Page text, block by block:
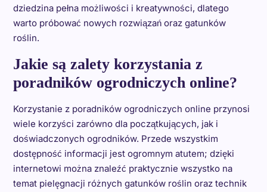
dziedzina pełna możliwości i kreatywności, dlatego
warto próbować nowych rozwiązań oraz gatunków
roślin.
Jakie są zalety korzystania z
poradników ogrodniczych online?
Korzystanie z poradników ogrodniczych online przynosi
wiele korzyści zarówno dla początkujących, jak i
doświadczonych ogrodników. Przede wszystkim
dostępność informacji jest ogromnym atutem; dzięki
internetowi można znaleźć praktycznie wszystko na
temat pielęgnacji różnych gatunków roślin oraz technik